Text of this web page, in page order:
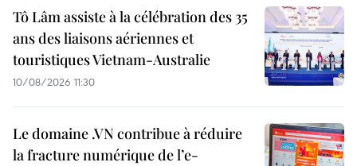
Tô Lâm assiste à la célébration des 35
ans des liaisons aériennes et
touristiques Vietnam-Australie
10/08/2026 11:30
Le domaine .VN contribue à réduire
la fracture numérique de l’e-